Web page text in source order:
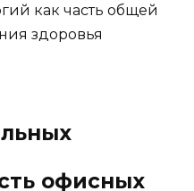
как часть общей
здоровья
офисных